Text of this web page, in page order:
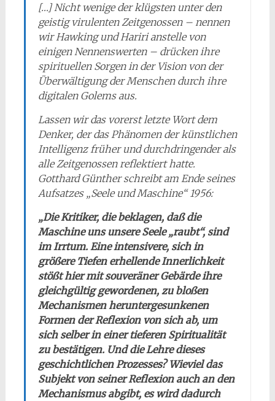
[…] Nicht wenige der klügsten unter den
geistig virulenten Zeitgenossen – nennen
wir Hawking und Hariri anstelle von
einigen Nennenswerten – drücken ihre
spirituellen Sorgen in der Vision von der
Überwältigung der Menschen durch ihre
digitalen Golems aus.
Lassen wir das vorerst letzte Wort dem
Denker, der das Phänomen der künstlichen
Intelligenz früher und durchdringender als
alle Zeitgenossen reflektiert hatte.
Gotthard Günther schreibt am Ende seines
Aufsatzes „Seele und Maschine“ 1956:
„Die Kritiker, die beklagen, daß die
Maschine uns unsere Seele „raubt“, sind
im Irrtum. Eine intensivere, sich in
größere Tiefen erhellende Innerlichkeit
stößt hier mit souveräner Gebärde ihre
gleichgültig gewordenen, zu bloßen
Mechanismen heruntergesunkenen
Formen der Reflexion von sich ab, um
sich selber in einer tieferen Spiritualität
zu bestätigen. Und die Lehre dieses
geschichtlichen Prozesses? Wieviel das
Subjekt von seiner Reflexion auch an den
Mechanismus abgibt, es wird dadurch